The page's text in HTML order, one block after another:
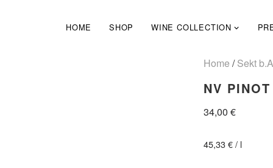
HOME SHOP WINE COLLECTION
Home /Sekt
NV
34,00€
45,33€/ l